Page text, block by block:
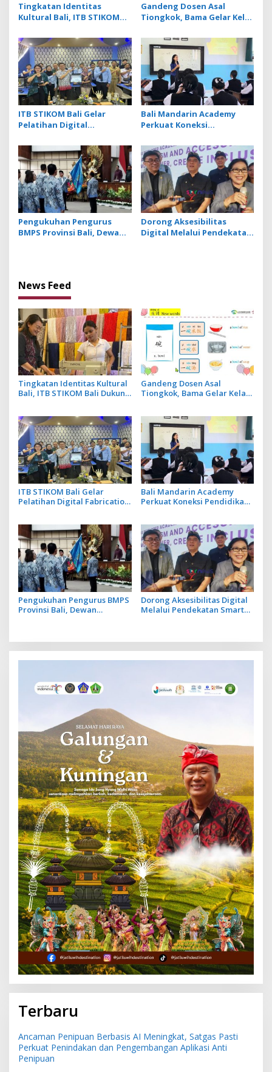
Tingkatan Identitas
Kultural Bali, ITB STIKOM
Usaha Perempuan
Pengrajin Kebaya
Gandeng Dosen Asal
Tiongkok, Bama Gelar Kelas
Bahas Cara Pesan Menu
Restoran
ITB STIKOM Bali Gelar
Pelatihan Digital
Teknologi 3D Scanner
Bali Mandarin Academy
Perkuat Koneksi
bagi Indonesia dan
Tiongkok
Pengukuhan Pengurus
BMPS Provinsi Bali, Dewan
Dorong Aksesibilitas
Digital Melalui Pendekatan
News Feed
Tingkatan Identitas Kultural
Bali, ITB STIKOM Bali Dukung
Kebaya
Gandeng Dosen Asal
Tiongkok, Bama Gelar Kelas
Restoran
ITB STIKOM Bali Gelar
Pelatihan Digital Fabrication
Bali Mandarin Academy
Perkuat Koneksi Pendidikan
Pengukuhan Pengurus BMPS
Provinsi Bali, Dewan
Dorong Aksesibilitas Digital
Melalui Pendekatan Smart
Terbaru
Ancaman Penipuan Berbasis AI Meningkat, Satgas Pasti
Perkuat Penindakan dan Pengembangan Aplikasi Anti
Penipuan